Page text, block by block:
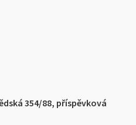
354/88, příspěvková